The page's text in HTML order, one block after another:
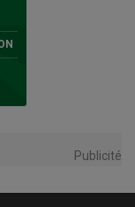
Publicité